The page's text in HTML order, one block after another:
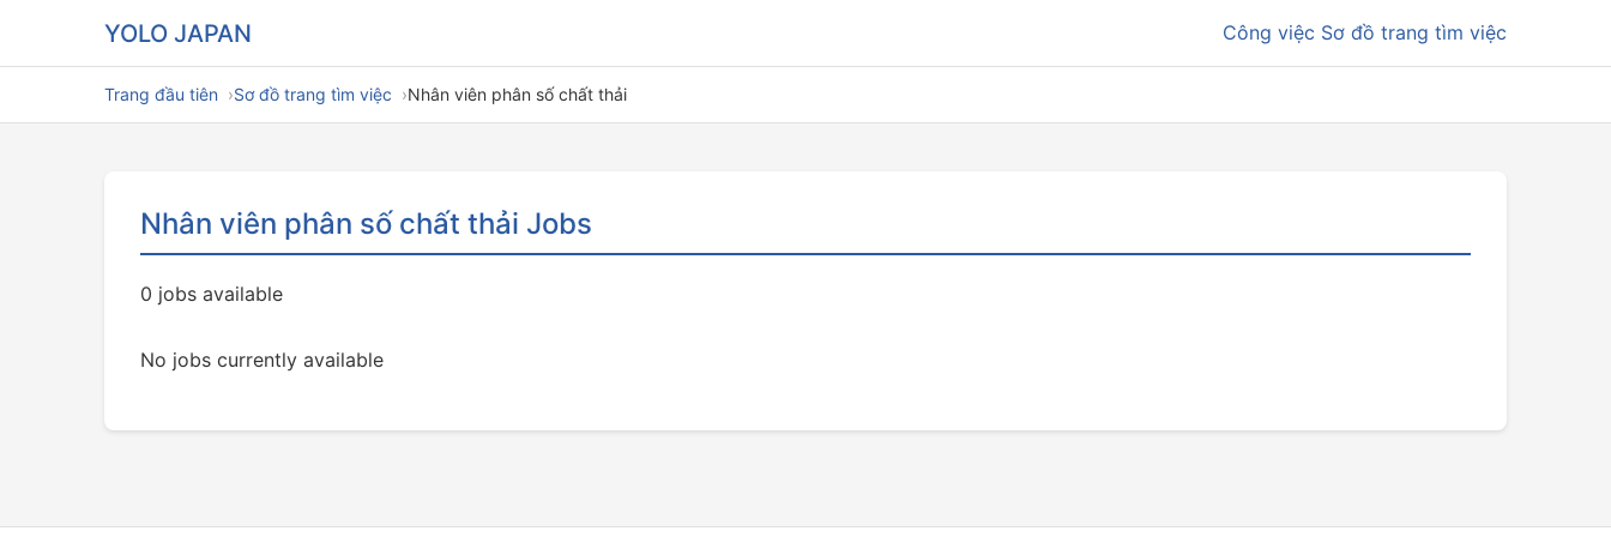
YOLO JAPAN Công việc Sơ đồ trang tìm việc
Trang đầu tiên Sơ đồ trang tìm việc Nhân viên phân số chất thải
Nhân viên phân số chất thải Jobs
0 jobs available
No jobs currently available